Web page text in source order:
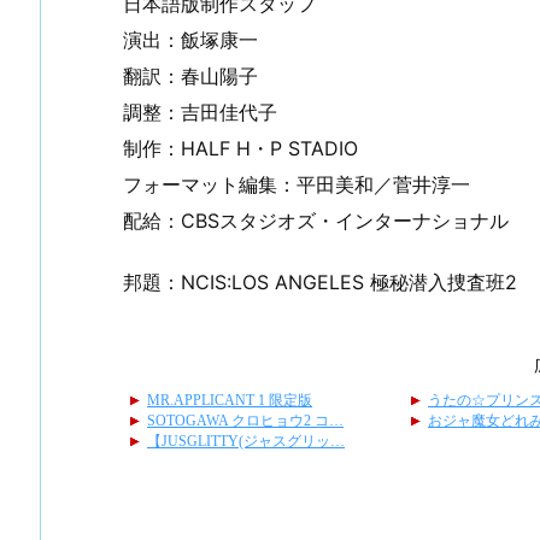
演出：飯塚康一
翻訳：春山陽子
調整：吉田佳代子
制作：HALF H・P STADIO
フォーマット編集：平田美和／菅井淳一
配給：CBSスタジオズ・インターナショナル
邦題：NCIS:LOS ANGELES 極秘潜入捜査班2